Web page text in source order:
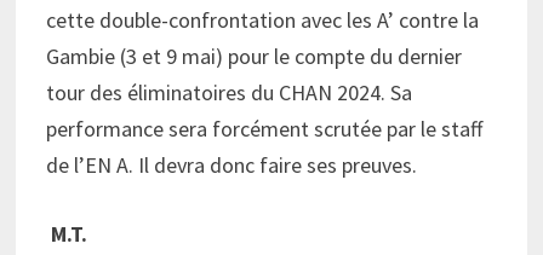
cette double-confrontation avec les A’ contre la
Gambie (3 et 9 mai) pour le compte du dernier
tour des éliminatoires du CHAN 2024. Sa
performance sera forcément scrutée par le staff
de l’EN A. Il devra donc faire ses preuves.
M.T.